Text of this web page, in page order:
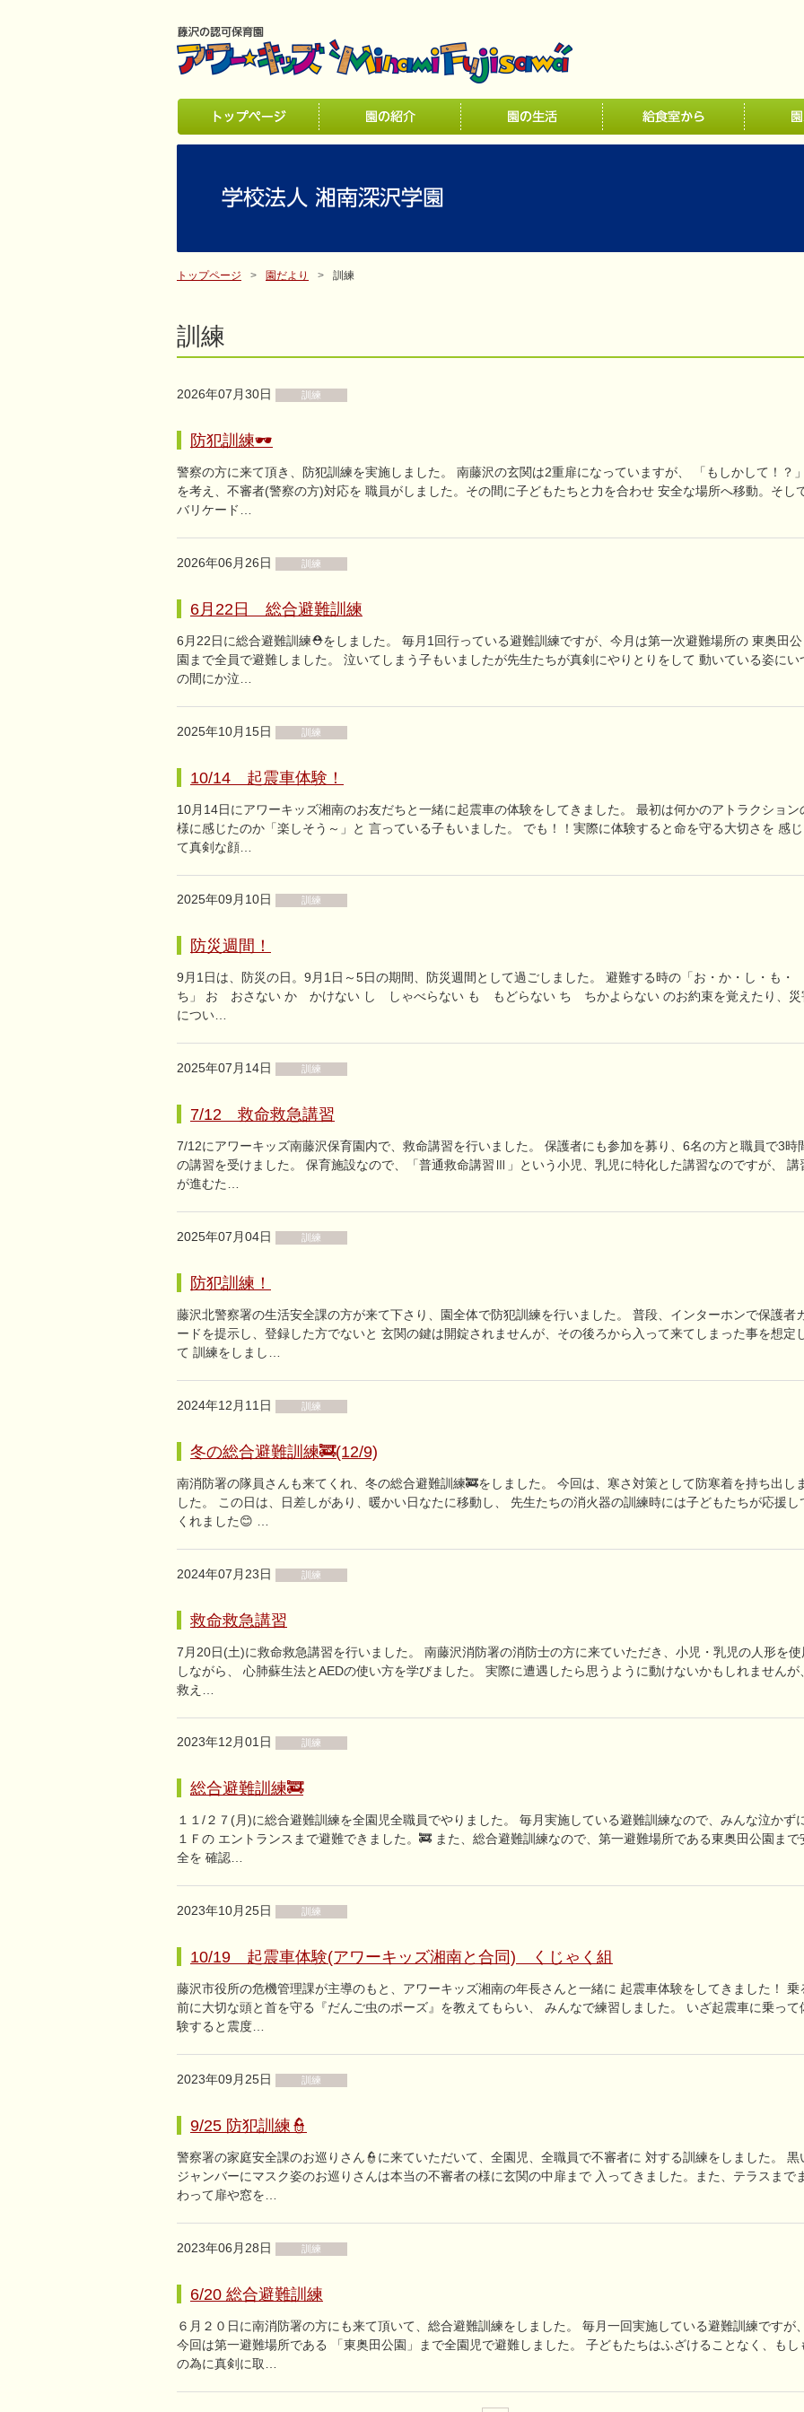
トップページ 園だより 訓練
訓練
2026年07月30日 訓練
防犯訓練🕶
警察の方に来て頂き、防犯訓練を実施しました。 南藤沢の玄関は2重扉になっていますが、 「もしかして！？」
を考え、不審者(警察の方)対応を 職員がしました。その間に子どもたちと力を合わせ 安全な場所へ移動。そし
バリケード…
2026年06月26日 訓練
6月22日 総合避難訓練
6月22日に総合避難訓練⛑をしました。 毎月1回行っている避難訓練ですが、今月は第一次避難場所の 東奥田公
園まで全員で避難しました。 泣いてしまう子もいましたが先生たちが真剣にやりとりをして 動いている姿にい
の間にか泣…
2025年10月15日 訓練
10/14 起震車体験！
10月14日にアワーキッズ湘南のお友だちと一緒に起震車の体験をしてきました。 最初は何かのアトラクション
様に感じたのか「楽しそう～」と 言っている子もいました。 でも！！実際に体験すると命を守る大切さを 感じ
て真剣な顔…
2025年09月10日 訓練
防災週間！
9月1日は、防災の日。9月1日～5日の期間、防災週間として過ごしました。 避難する時の「お・か・し・も・
ち」 お おさない か かけない し しゃべらない も もどらない ち ちかよらない のお約束を覚えたり、災
につい…
2025年07月14日 訓練
7/12 救命救急講習
7/12にアワーキッズ南藤沢保育園内で、救命講習を行いました。 保護者にも参加を募り、6名の方と職員で3時
の講習を受けました。 保育施設なので、「普通救命講習Ⅲ」という小児、乳児に特化した講習なのですが、 講
が進むた…
2025年07月04日 訓練
防犯訓練！
藤沢北警察署の生活安全課の方が来て下さり、園全体で防犯訓練を行いました。 普段、インターホンで保護者
ードを提示し、登録した方でないと 玄関の鍵は開錠されませんが、その後ろから入って来てしまった事を想定
て 訓練をしまし…
2024年12月11日 訓練
冬の総合避難訓練🚒(12/9)
南消防署の隊員さんも来てくれ、冬の総合避難訓練🚒をしました。 今回は、寒さ対策として防寒着を持ち出し
した。 この日は、日差しがあり、暖かい日なたに移動し、 先生たちの消火器の訓練時には子どもたちが応援し
くれました😊 …
2024年07月23日 訓練
救命救急講習
7月20日(土)に救命救急講習を行いました。 南藤沢消防署の消防士の方に来ていただき、小児・乳児の人形を使
しながら、 心肺蘇生法とAEDの使い方を学びました。 実際に遭遇したら思うように動けないかもしれませんが、
救え…
2023年12月01日 訓練
総合避難訓練🚒
１１/２７(月)に総合避難訓練を全園児全職員でやりました。 毎月実施している避難訓練なので、みんな泣かず
１Ｆの エントランスまで避難できました。🚒 また、総合避難訓練なので、第一避難場所である東奥田公園まで
全を 確認…
2023年10月25日 訓練
10/19 起震車体験(アワーキッズ湘南と合同) くじゃく組
藤沢市役所の危機管理課が主導のもと、アワーキッズ湘南の年長さんと一緒に 起震車体験をしてきました！ 乗
前に大切な頭と首を守る『だんご虫のポーズ』を教えてもらい、 みんなで練習しました。 いざ起震車に乗って
験すると震度…
2023年09月25日 訓練
9/25 防犯訓練👮
警察署の家庭安全課のお巡りさん👮に来ていただいて、全園児、全職員で不審者に 対する訓練をしました。 黒
ジャンバーにマスク姿のお巡りさんは本当の不審者の様に玄関の中扉まで 入ってきました。また、テラスまで
わって扉や窓を…
2023年06月28日 訓練
6/20 総合避難訓練
６月２０日に南消防署の方にも来て頂いて、総合避難訓練をしました。 毎月一回実施している避難訓練ですが、
今回は第一避難場所である 「東奥田公園」まで全園児で避難しました。 子どもたちはふざけることなく、もし
の為に真剣に取…